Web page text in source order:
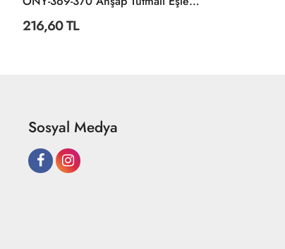
216,60 TL
Sosyal Medya